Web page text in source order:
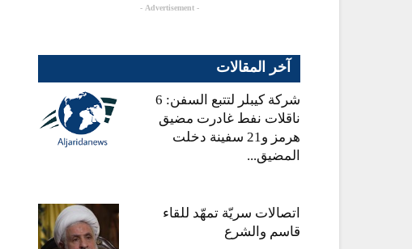
- Advertisement -
آخر المقالات
شركة كيبلر لتتبع السفن: 6
ناقلات نفط غادرت مضيق
هرمز و21 سفينة دخلت
المضيق...
اتصالات سريّة تمهّد للقاء
قاسم والشرع